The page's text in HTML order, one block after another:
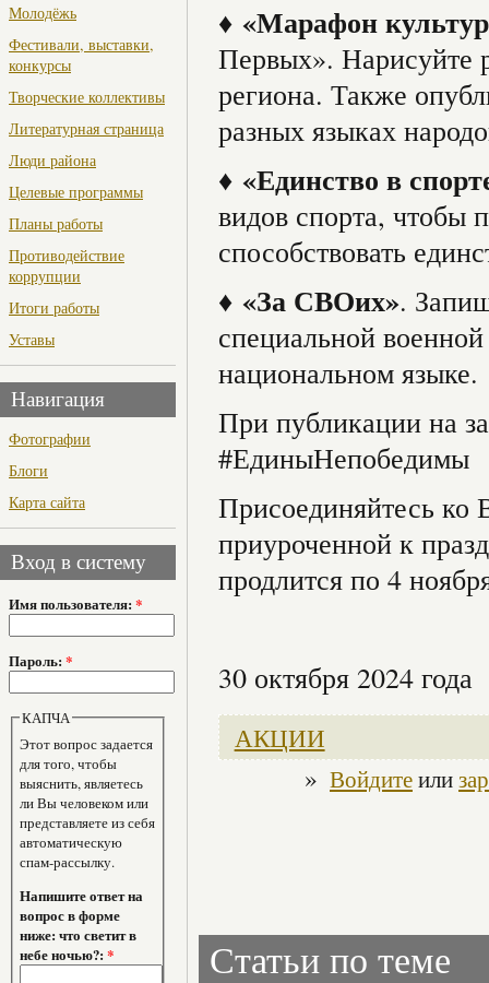
Молодёжь
Фестивали, выставки,
конкурсы
Творческие коллективы
Литературная страница
Люди района
Целевые программы
Планы работы
Противодействие
коррупции
Итоги работы
Уставы
Навигация
Фотографии
Блоги
Карта сайта
Вход в систему
Имя пользователя: *
Пароль: *
КАПЧА
Этот вопрос задается
для того, чтобы
выяснить, являетесь
ли Вы человеком или
представляете из себя
автоматическую
спам-рассылку.
Напишите ответ на
вопрос в форме
ниже: что светит в
небе ночью?:*
♦ «Марафон
Первых». Нарисуйте
региона. Также
разных языках
♦ «Единство в
видов спорта, чтобы
способствовать
♦ «За СВОих».
специальной
национальном языке.
При публикации на
#ЕдиныНепобедимы
Присоединяйтесь ко
приуроченной к
продлится по 4
30 октября 2024 года
АКЦИИ
» Войдитеили
Статьи по теме